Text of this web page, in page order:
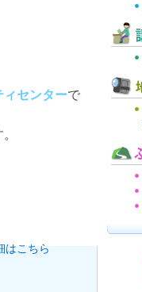
ィセンターで
はこちら